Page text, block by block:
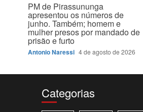
PM de Pirassununga
apresentou os números de
junho. Também; homem e
mulher presos por mandado de
prisão e furto
Antonio Naressi 4 de agosto de 2026
Categorias